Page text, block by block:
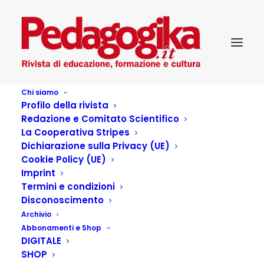
Chi siamo
Profilo della rivista
Redazione e Comitato Scientifico
La Cooperativa Stripes
Dichiarazione sulla Privacy (UE)
Cookie Policy (UE)
Imprint
Termini e condizioni
Disconoscimento
Archivio
Abbonamenti e Shop
DIGITALE
SHOP
Pedagogika XXVI 4 – MEDIA
EDUCATION. ANCHE PER
ADULTI E TERZA ETÀ?
Articoli dell'autore